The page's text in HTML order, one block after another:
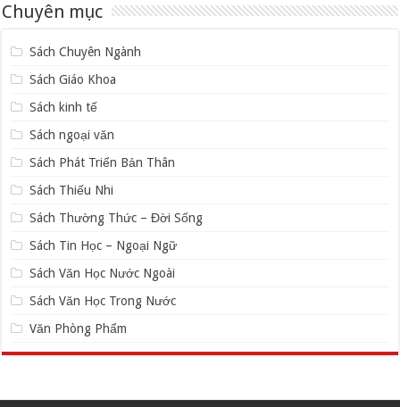
Chuyên mục
Sách Chuyên Ngành
Sách Giáo Khoa
Sách kinh tế
Sách ngoại văn
Sách Phát Triển Bản Thân
Sách Thiếu Nhi
Sách Thường Thức – Đời Sống
Sách Tin Học – Ngoại Ngữ
Sách Văn Học Nước Ngoài
Sách Văn Học Trong Nước
Văn Phòng Phẩm